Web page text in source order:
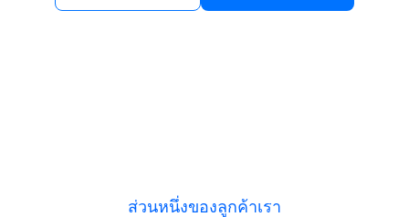
ส่วนหนึ่งของลูกค้าเรา